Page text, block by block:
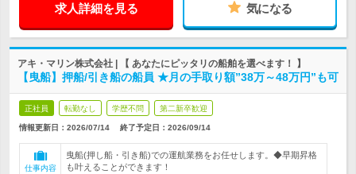
求人詳細を見る 気になる
アキ・マリン株式会社 | 【 あなたにピッタリの船舶を選べます！ 】
【曳船】押船/引き船の船員 ★月の手取り額”38万～48万円”も可
正社員 転勤なし 学歴不問 第二新卒歓迎
情報更新日：2026/07/14 終了予定日： 2026/09/14
仕事内容
曳船(押し船・引き船)での運航業務をお任せします。◆早期昇格
も叶えることができます！